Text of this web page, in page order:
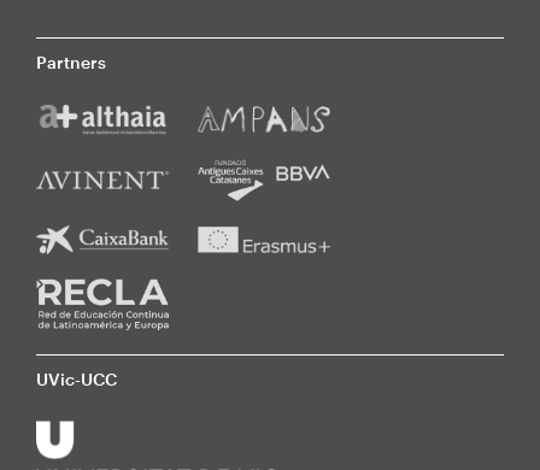
Partners
UVic-UCC